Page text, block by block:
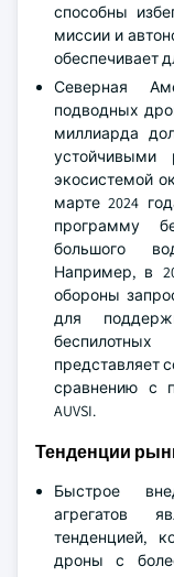
способны
миссии и
обеспечивает
Северная
подводных
миллиарда
экосистемой
марте 2024
программу
большого
Например, в
обороны
для
представляет
сравнению с
AUVSI.
Тенденции
Быстрое
агрегатов
тенденцией,
дроны с